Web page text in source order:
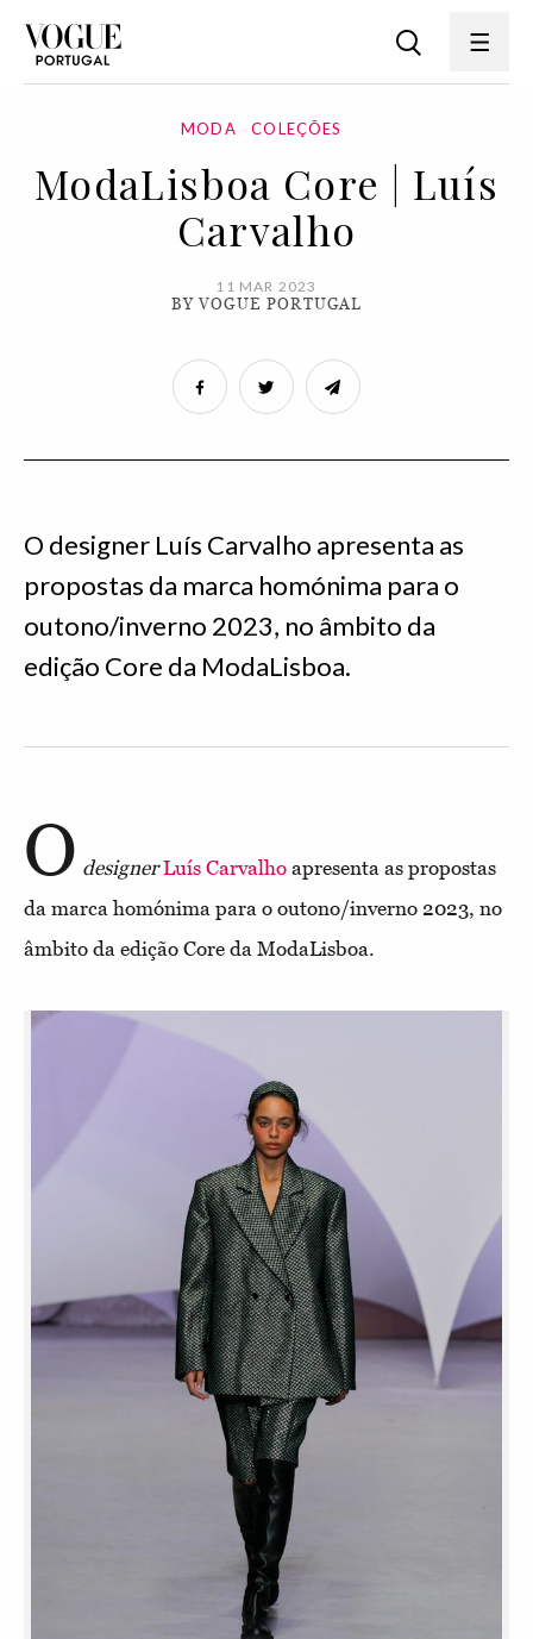
MODA COLEÇÕES
ModaLisboa Core | Luís
Carvalho
11 MAR 2023
BY VOGUE PORTUGAL
O designer Luís Carvalho apresenta as
propostas da marca homónima para o
outono/inverno 2023, no âmbito da
edição Core da ModaLisboa.
O designer Luís Carvalho apresenta as propostas
da marca homónima para o outono/inverno 2023, no
âmbito da edição Core da ModaLisboa.